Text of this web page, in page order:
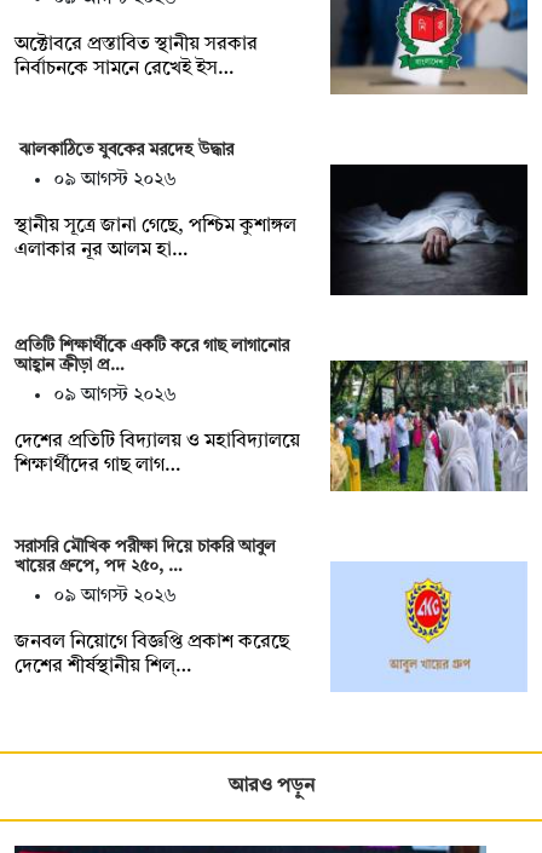
অক্টোবরে প্রস্তাবিত স্থানীয় সরকার
নির্বাচনকে সামনে রেখেই ইস…
ঝালকাঠিতে যুবকের মরদেহ উদ্ধার
০৯ আগস্ট ২০২৬
স্থানীয় সূত্রে জানা গেছে, পশ্চিম কুশাঙ্গল
এলাকার নূর আলম হা…
প্রতিটি শিক্ষার্থীকে একটি করে গাছ লাগানোর
আহ্বান ক্রীড়া প্র…
০৯ আগস্ট ২০২৬
দেশের প্রতিটি বিদ্যালয় ও মহাবিদ্যালয়ে
শিক্ষার্থীদের গাছ লাগ…
সরাসরি মৌখিক পরীক্ষা দিয়ে চাকরি আবুল
খায়ের গ্রুপে, পদ ২৫০, …
০৯ আগস্ট ২০২৬
জনবল নিয়োগে বিজ্ঞপ্তি প্রকাশ করেছে
দেশের শীর্ষস্থানীয় শিল্…
আরও পড়ুন